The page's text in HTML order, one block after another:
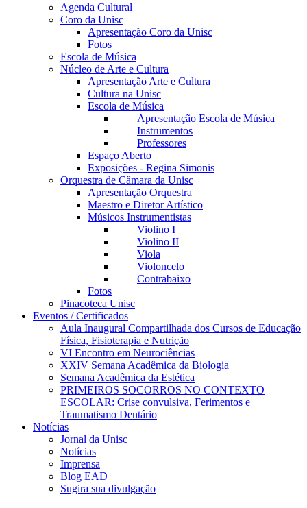
Agenda Cultural
Coro da Unisc
Apresentação Coro da Unisc
Fotos
Escola de Música
Núcleo de Arte e Cultura
Apresentação Arte e Cultura
Cultura na Unisc
Escola de Música
Apresentação Escola de Música
Instrumentos
Professores
Espaço Aberto
Exposições - Regina Simonis
Orquestra de Câmara da Unisc
Apresentação Orquestra
Maestro e Diretor Artístico
Músicos Instrumentistas
Violino I
Violino II
Viola
Violoncelo
Contrabaixo
Fotos
Pinacoteca Unisc
Eventos / Certificados
Aula Inaugural Compartilhada dos Cursos de Educação
Física, Fisioterapia e Nutrição
VI Encontro em Neurociências
XXIV Semana Acadêmica da Biologia
Semana Acadêmica da Estética
PRIMEIROS SOCORROS NO CONTEXTO
ESCOLAR: Crise convulsiva, Ferimentos e
Traumatismo Dentário
Notícias
Jornal da Unisc
Notícias
Imprensa
Blog EAD
Sugira sua divulgação